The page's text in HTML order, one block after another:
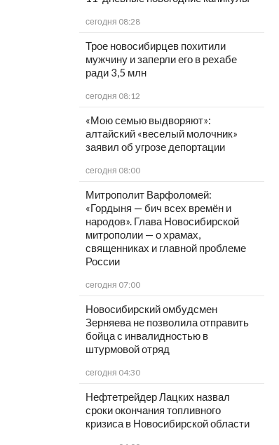
сегодня 08:28
Трое новосибирцев похитили
мужчину и заперли его в рехабе
ради 3,5 млн
сегодня 08:12
«Мою семью выдворяют»:
алтайский «веселый молочник»
заявил об угрозе депортации
сегодня 08:00
Митрополит Варфоломей:
«Гордыня — бич всех времён и
народов». Глава Новосибирской
митрополии — о храмах,
священниках и главной проблеме
России
сегодня 07:00
Новосибирский омбудсмен
Зерняева не позволила отправить
бойца с инвалидностью в
штурмовой отряд
сегодня 04:30
Нефтетрейдер Лацких назвал
сроки окончания топливного
кризиса в Новосибирской области